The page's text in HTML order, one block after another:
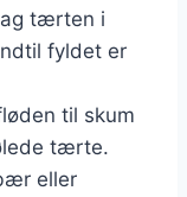
tærten i
fyldet er
til skum
tærte.
eller